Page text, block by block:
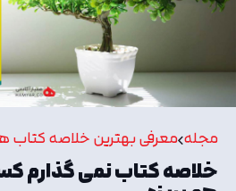
مجله معرفی بهترین خلاصه کتاب
خلاصه کتاب نمی گذارم